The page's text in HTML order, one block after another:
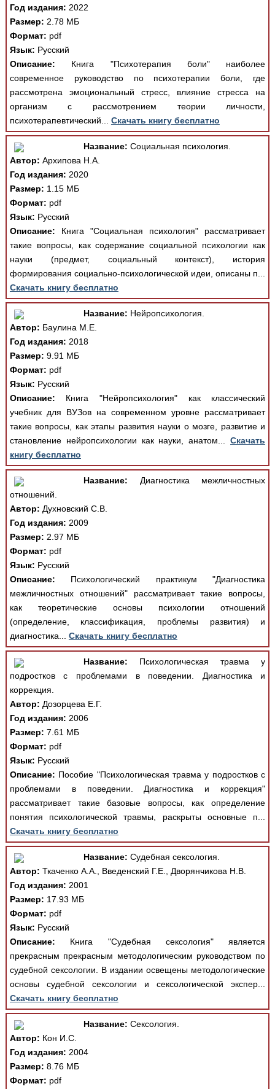
Год издания: 2022
Размер: 2.78 МБ
Формат: pdf
Язык: Русский
Описание: Книга "Психотерапия боли" наиболее
современное руководство по психотерапии боли, где
рассмотрена эмоциональный стресс, влияние стресса на
организм с рассмотрением теории личности,
психотерапевтический... Скачать книгу бесплатно
Название: Социальная психология.
Автор: Архипова Н.А.
Год издания: 2020
Размер: 1.15 МБ
Формат: pdf
Язык: Русский
Описание: Книга "Социальная психология" рассматривает
такие вопросы, как содержание социальной психологии как
науки (предмет, социальный контекст), история
формирования социально-психологической идеи, описаны п...
Скачать книгу бесплатно
Название: Нейропсихология.
Автор: Баулина М.Е.
Год издания: 2018
Размер: 9.91 МБ
Формат: pdf
Язык: Русский
Описание: Книга "Нейропсихология" как классический
учебник для ВУЗов на современном уровне рассматривает
такие вопросы, как этапы развития науки о мозге, развитие и
становление нейропсихологии как науки, анатом...Скачать
книгу бесплатно
Название: Диагностика межличностных
отношений.
Автор: Духновский С.В.
Год издания: 2009
Размер: 2.97 МБ
Формат: pdf
Язык: Русский
Описание: Психологический практикум "Диагностика
межличностных отношений" рассматривает такие вопросы,
как теоретические основы психологии отношений
(определение, классификация, проблемы развития) и
диагностика... Скачать книгу бесплатно
Название: Психологическая травма у
подростков с проблемами в поведении. Диагностика и
коррекция.
Автор: Дозорцева Е.Г.
Год издания: 2006
Размер: 7.61 МБ
Формат: pdf
Язык: Русский
Описание: Пособие "Психологическая травма у подростков с
проблемами в поведении. Диагностика и коррекция"
рассматривает такие базовые вопросы, как определение
понятия психологической травмы, раскрыты основные п...
Скачать книгу бесплатно
Название: Судебная сексология.
Автор: Ткаченко А.А., Введенский Г.Е., Дворянчикова Н.В.
Год издания: 2001
Размер: 17.93 МБ
Формат: pdf
Язык: Русский
Описание: Книга "Судебная сексология" является
прекрасным прекрасным методологическим руководством по
судебной сексологии. В издании освещены методологические
основы судебной сексологии и сексологической экспер...
Скачать книгу бесплатно
Название: Сексология.
Автор: Кон И.С.
Год издания: 2004
Размер: 8.76 МБ
Формат: pdf